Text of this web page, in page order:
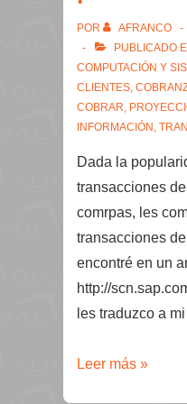
POR AFRANCO
PUBLICADO
COMPUTACIÓN Y
CLIENTES,
COBRAR,
INFORMACIÓN ,
Dada la
transacciones
comrpas, les
transacciones
encontré en un
http://
les traduzco a
Transacciones
Leer más »